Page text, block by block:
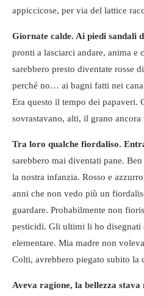
appiccicose, per via del lattice
Giornate calde. Ai piedi sandali
pronti a lasciarci andare, anima e
sarebbero presto diventate rosse
perché no… ai bagni fatti nei
Era questo il tempo dei papaveri.
sovrastavano, alti, il grano ancora
Tra loro qualche fiordaliso.
sarebbero mai diventati pane.
la nostra infanzia. Rosso e
anni che non vedo più un
guardare. Probabilmente non
pesticidi. Gli ultimi li ho disegnati
elementare. Mia madre non
Colti, avrebbero piegato subito la
Aveva ragione, la bellezza